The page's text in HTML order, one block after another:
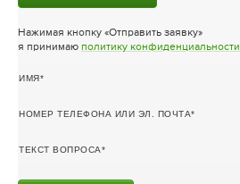
Нажимая кнопку «Отправить заявку»
я принимаю политику конфиденциальности
ИМЯ
НОМЕР ТЕЛЕФОНА ИЛИ ЭЛ. ПОЧТА
ТЕКСТ ВОПРОСА